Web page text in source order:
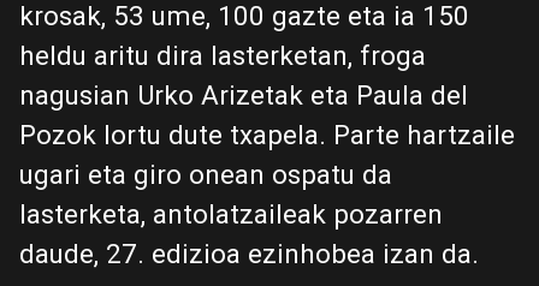
krosak, 53 ume, 100 gazte eta ia 150
heldu aritu dira lasterketan, froga
nagusian Urko Arizetak eta Paula del
Pozok lortu dute txapela. Parte hartzaile
ugari eta giro onean ospatu da
lasterketa, antolatzaileak pozarren
daude, 27. edizioa ezinhobea izan da.